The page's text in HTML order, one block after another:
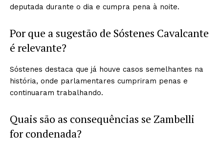
deputada durante o dia e cumpra pena à noite.
Por que a sugestão de Sóstenes Cavalcante
é relevante?
Sóstenes destaca que já houve casos semelhantes na
história, onde parlamentares cumpriram penas e
continuaram trabalhando.
Quais são as consequências se Zambelli
for condenada?